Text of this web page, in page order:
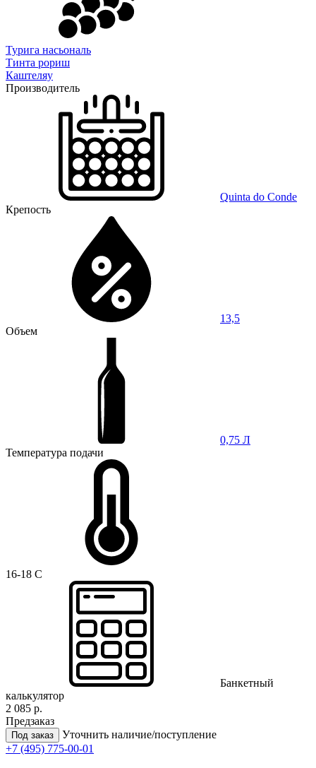
Турига насьональ
Тинта рориш
Каштеляу
Производитель
Quinta do Conde
Крепость
13,5
Объем
0,75 Л
Температура подачи
16-18 C
Банкетный
калькулятор
2 085 р.
Предзаказ
Под заказ
Уточнить наличие/поступление
+7 (495) 775-00-01